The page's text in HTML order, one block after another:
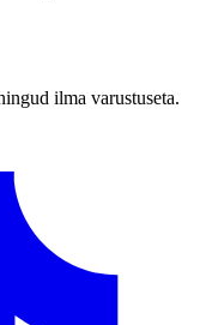
ilma varustuseta.